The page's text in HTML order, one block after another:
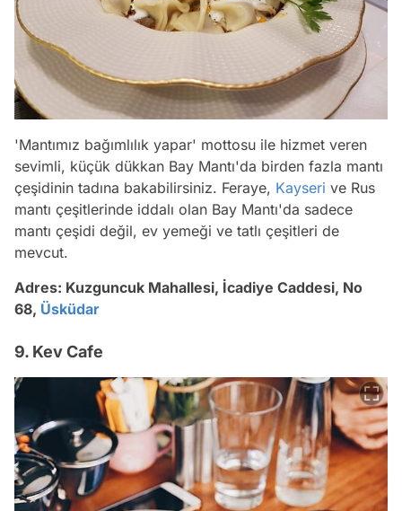
'Mantımız bağımlılık yapar' mottosu ile hizmet veren
sevimli, küçük dükkan Bay Mantı'da birden fazla mantı
çeşidinin tadına bakabilirsiniz. Feraye, Kayseri ve Rus
mantı çeşitlerinde iddalı olan Bay Mantı'da sadece
mantı çeşidi değil, ev yemeği ve tatlı çeşitleri de
mevcut.
Adres: Kuzguncuk Mahallesi, İcadiye Caddesi, No
68, Üsküdar
9. Kev Cafe